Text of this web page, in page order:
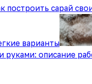
построить сарай
варианты
руками: описание